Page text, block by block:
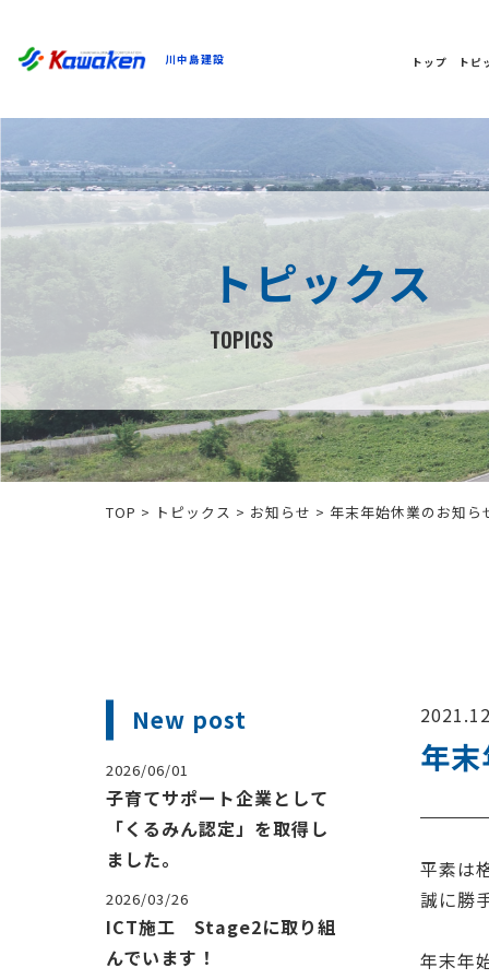
川中島建設 トップ トピ
トピックス
TOPICS
TOP > トピックス > お知らせ > 年末年始休業のお知ら
年
平素は
誠に勝
年末年
New post
2026/06/01
子育てサポート企業として
「くるみん認定」を取得し
ました。
2026/03/26
ICT施工 Stage2に取り組
んでいます！